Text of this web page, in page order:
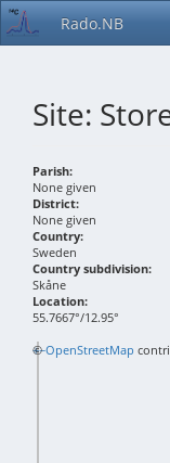
Rado.NB
Site:
Parish:
None given
District:
None given
Country:
Sweden
Country subdivision:
Skåne
Location:
55.7667°/12.95°
+−
©OpenStreetMap